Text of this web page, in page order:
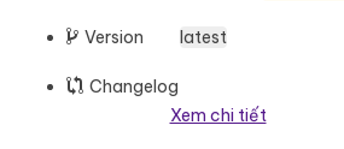
Version latest
Changelog
Xem chi tiết